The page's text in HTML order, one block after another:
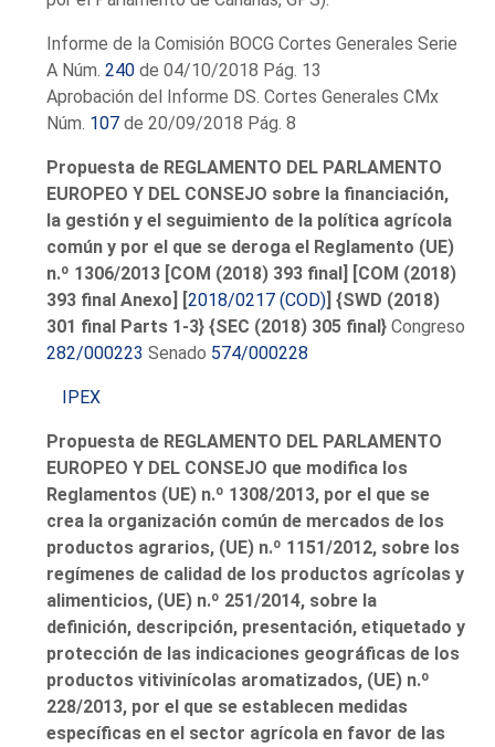
Informe de la Comisión BOCG Cortes Generales Serie
A Núm.240 de 04/10/2018 Pág. 13
Aprobación del Informe DS. Cortes Generales CMx
Núm. 107 de 20/09/2018 Pág. 8
Propuesta de REGLAMENTO DEL PARLAMENTO
EUROPEO Y DEL CONSEJO sobre la financiación,
la gestión y el seguimiento de la política agrícola
común y por el que se deroga el Reglamento (UE)
n.º 1306/2013 [COM (2018) 393 final] [COM (2018)
393 final Anexo] [2018/0217 (COD)] {SWD (2018)
301 final Parts 1-3} {SEC (2018) 305 final} Congreso
282/000223 Senado 574/000228
IPEX
Propuesta de REGLAMENTO DEL PARLAMENTO
EUROPEO Y DEL CONSEJO que modifica los
Reglamentos (UE) n.º 1308/2013, por el que se
crea la organización común de mercados de los
productos agrarios, (UE) n.º 1151/2012, sobre los
regímenes de calidad de los productos agrícolas y
alimenticios, (UE) n.º 251/2014, sobre la
definición, descripción, presentación, etiquetado y
protección de las indicaciones geográficas de los
productos vitivinícolas aromatizados, (UE) n.º
228/2013, por el que se establecen medidas
específicas en el sector agrícola en favor de las